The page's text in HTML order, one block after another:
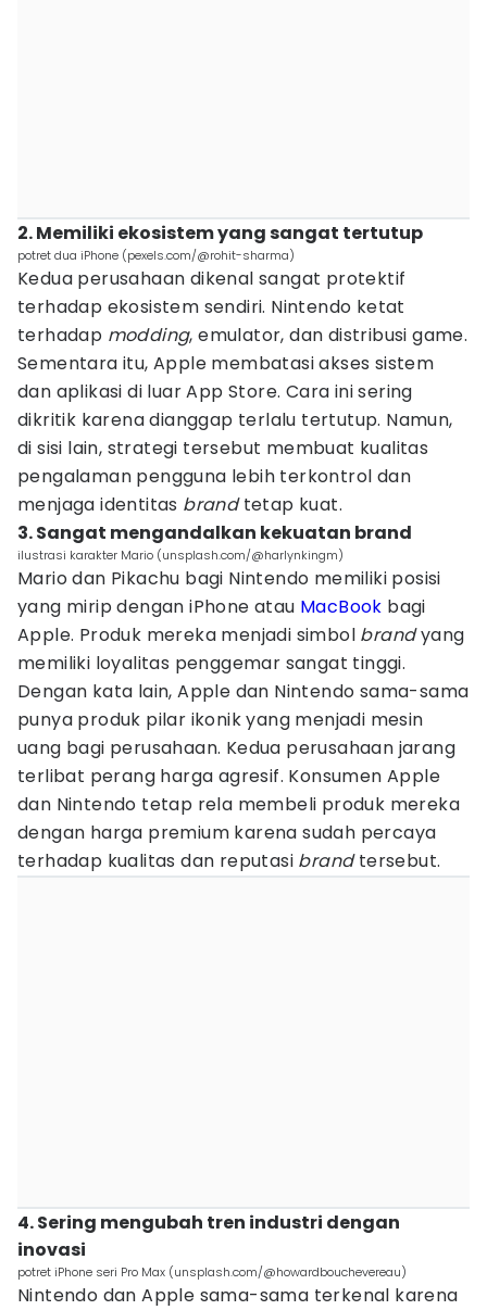
2. Memiliki ekosistem yang sangat tertutup
potret dua iPhone (pexels.com/@rohit-sharma)
Kedua perusahaan dikenal sangat protektif
terhadap ekosistem sendiri. Nintendo ketat
terhadap modding, emulator, dan distribusi game.
Sementara itu, Apple membatasi akses sistem
dan aplikasi di luar App Store. Cara ini sering
dikritik karena dianggap terlalu tertutup. Namun,
di sisi lain, strategi tersebut membuat kualitas
pengalaman pengguna lebih terkontrol dan
menjaga identitas brandtetap kuat.
3. Sangat mengandalkan kekuatan brand
ilustrasi karakter Mario (unsplash.com/@harlynkingm)
Mario dan Pikachu bagi Nintendo memiliki posisi
yang mirip dengan iPhone atau MacBook bagi
Apple. Produk mereka menjadi simbol brandyang
memiliki loyalitas penggemar sangat tinggi.
Dengan kata lain, Apple dan Nintendo sama-sama
punya produk pilar ikonik yang menjadi mesin
uang bagi perusahaan. Kedua perusahaan jarang
terlibat perang harga agresif. Konsumen Apple
dan Nintendo tetap rela membeli produk mereka
dengan harga premium karena sudah percaya
terhadap kualitas dan reputasi brandtersebut.
4. Sering mengubah tren industri dengan
inovasi
potret iPhone seri Pro Max (unsplash.com/@howardbouchevereau)
Nintendo dan Apple sama-sama terkenal karena